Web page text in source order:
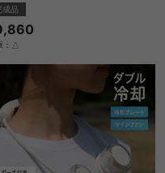
成品
：△